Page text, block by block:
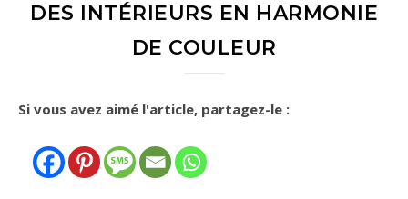
DES INTÉRIEURS EN HARMONIE
DE COULEUR
Si vous avez aimé l'article, partagez-le :